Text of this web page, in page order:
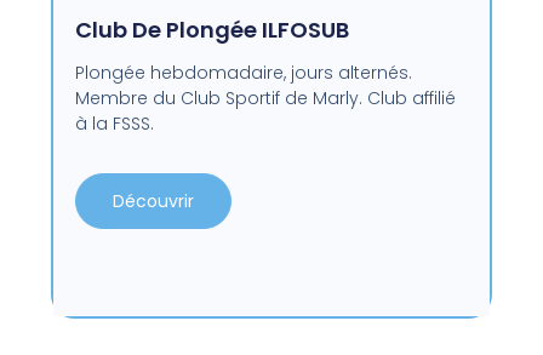
Club De Plongée ILFOSUB
Plongée hebdomadaire, jours alternés.
Membre du Club Sportif de Marly. Club affilié
à la FSSS.
Découvrir